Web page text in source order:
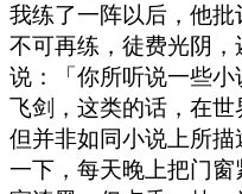
我练了一阵以后，他批
不可再练，徒费光阴
说：「你所听说一些
飞剑，这类的话，在世
但并非如同小说上所
一下，每天晚上把门